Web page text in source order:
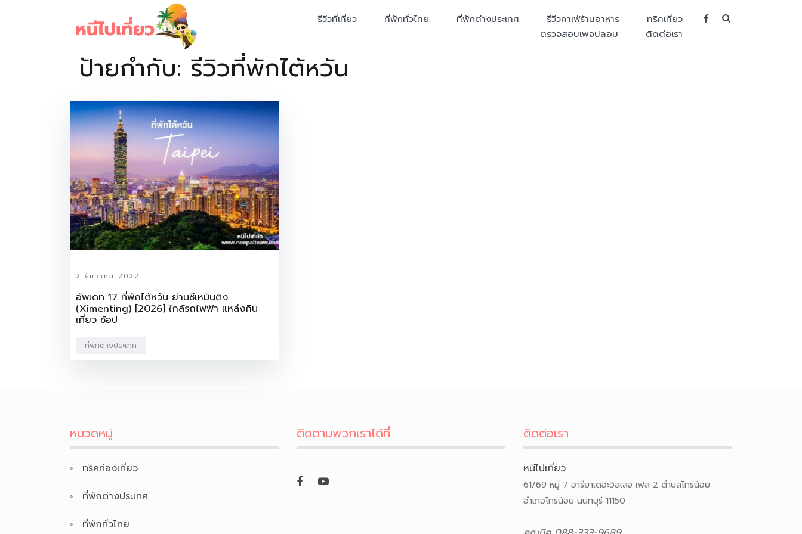
เว็บไซต์รวบรวมที่พัก ที่เที่ยว ที่กิน ไว้ในที่เดียว
รีวีวที่เที่ยว ที่พักทั่วไทย ที่พักต่างประเทศ รีวีวคาเฟ่ร้านอาหาร
ทริคเที่ยว
ตรวจสอบเพจปลอม
ติดต่อเรา
ป้ายกำกับ: รีวิวที่พักไต้หวัน
2 ธันวาคม 2022
อัพเดท 17 ที่พักไต้หวัน ย่านซีเหมินติง
(Ximenting) [2026] ใกล้รถไฟฟ้า แหล่งกิน
เที่ยว ช้อป
ที่พักต่างประเทศ
หมวดหมู่
ทริคท่องเที่ยว
ที่พักต่างประเทศ
ที่พักทั่วไทย
ติดตามพวกเราได้ที่ ติดต่อเรา
หนีไปเที่ยว
61/69 หมู่ 7 อารียาเดอะวิลเลจ เฟส 2 ตำบลไทรน้อย
อำเภอไทรน้อย นนทบุรี 11150